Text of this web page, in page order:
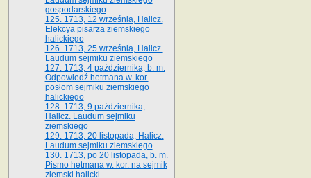
gospodarskiego
125. 1713, 12 września, Halicz.
Elekcya pisarza ziemskiego
halickiego
126. 1713, 25 września, Halicz.
Laudum sejmiku ziemskiego
127. 1713, 4 października, b. m.
Odpowiedź hetmana w. kor.
posłom sejmiku ziemskiego
halickiego
128. 1713, 9 października,
Halicz. Laudum sejmiku
ziemskiego
129. 1713, 20 listopada, Halicz.
Laudum sejmiku ziemskiego
130. 1713, po 20 listopada, b. m.
Pismo hetmana w. kor. na sejmik
ziemski halicki